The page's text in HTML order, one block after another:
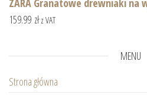
159.99 zł z VAT
MENU
Strona główna